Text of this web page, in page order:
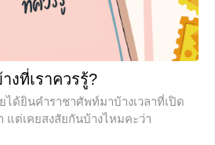
งที่เราควรรู้?
ได้ยินคำราชาศัพท์มาบ้างเวลาที่เปิด
แต่เคยสงสัยกันบ้างไหมคะว่า